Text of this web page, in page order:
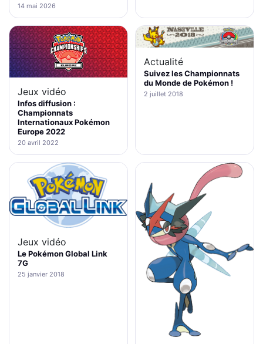
14 mai 2026
Jeux vidéo
Infos diffusion :
Championnats
Internationaux Pokémon
Europe 2022
20 avril 2022
Actualité
Suivez les Championnats
du Monde de Pokémon !
2 juillet 2018
Jeux vidéo
Le Pokémon Global Link
7G
25 janvier 2018